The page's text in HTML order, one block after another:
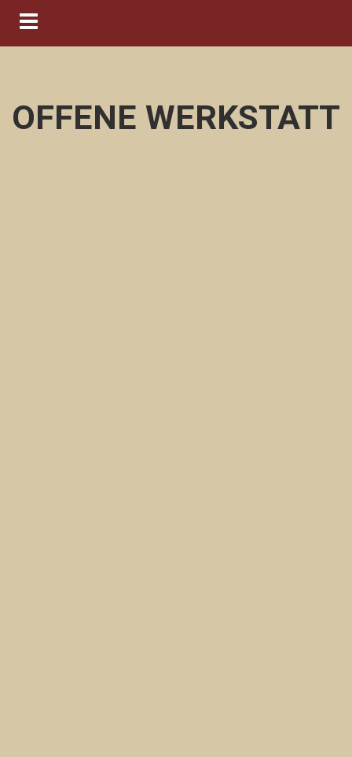
Navigation ein-/ausblenden
OFFENE WERKSTATT